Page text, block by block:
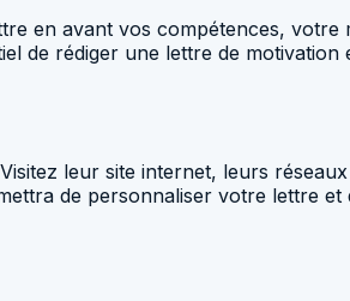
en avant vos compétences,
de rédiger une lettre de motivation
leur site internet, leurs
de personnaliser votre lettre